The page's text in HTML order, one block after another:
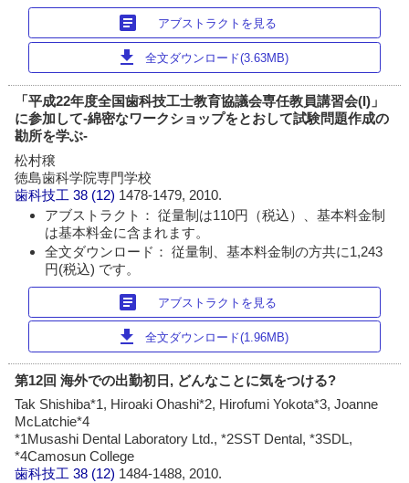
article アブストラクトを見る
download 全文ダウンロード(3.63MB)
「平成22年度全国歯科技工士教育協議会専任教員講習会(I)」
に参加して-綿密なワークショップをとおして試験問題作成の
勘所を学ぶ-
松村穣
徳島歯科学院専門学校
歯科技工 38 (12) 1478-1479, 2010.
アブストラクト： 従量制は110円（税込）、基本料金制
は基本料金に含まれます。
全文ダウンロード： 従量制、基本料金制の方共に1,243
円(税込) です。
article アブストラクトを見る
download 全文ダウンロード(1.96MB)
第12回 海外での出勤初日, どんなことに気をつける?
Tak Shishiba*1, Hiroaki Ohashi*2, Hirofumi Yokota*3, Joanne
McLatchie*4
*1Musashi Dental Laboratory Ltd., *2SST Dental, *3SDL,
*4Camosun College
歯科技工 38 (12) 1484-1488, 2010.